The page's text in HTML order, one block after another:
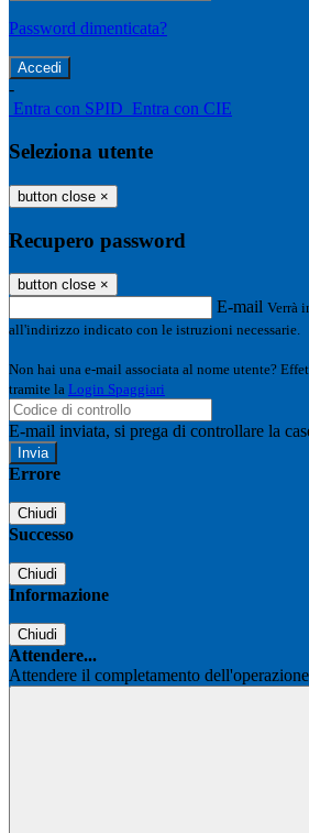
Password dimenticata?
-
Entra con SPID Entra con CIE
Seleziona utente
button close ×
Recupero password
button close ×
E-mail Verrà
all'indirizzo indicato con le istruzioni necessarie.
Non hai una e-mail associata al nome utente?
tramite la Login Spaggiari
E-mail inviata, si prega di controllare la
Errore
Chiudi
Successo
Chiudi
Informazione
Chiudi
Attendere...
Attendere il completamento